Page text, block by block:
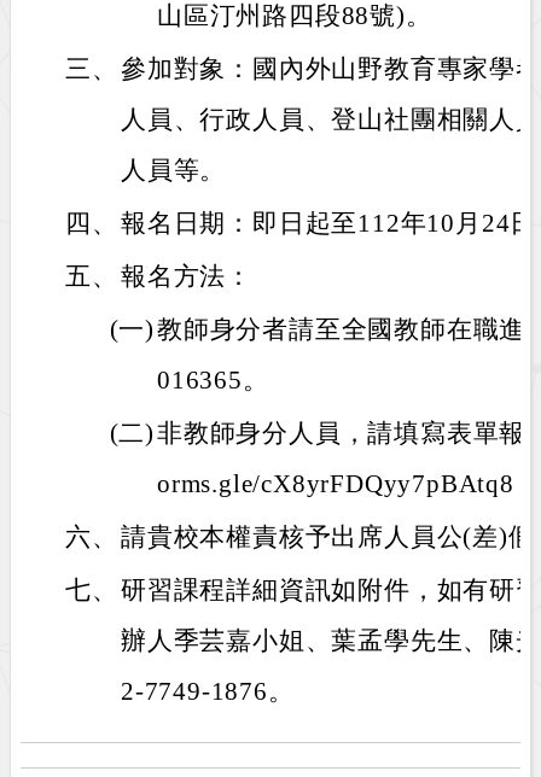
山區汀州路四段88號)。
三、 參加對象：國內外山野教育專家學
人員、行政人員、登山社團相關人
人員等。
四、 報名日期：即日起至112年10月24
五、 報名方法：
(一)教師身分者請至全國教師在職進
016365。
(二)非教師身分人員，請填寫表單報
orms.gle/cX8yrFDQyy7pBAtq8
六、 請貴校本權責核予出席人員公(差)假
七、 研習課程詳細資訊如附件，如有研
辦人季芸嘉小姐、葉孟學先生、陳
2-7749-1876。